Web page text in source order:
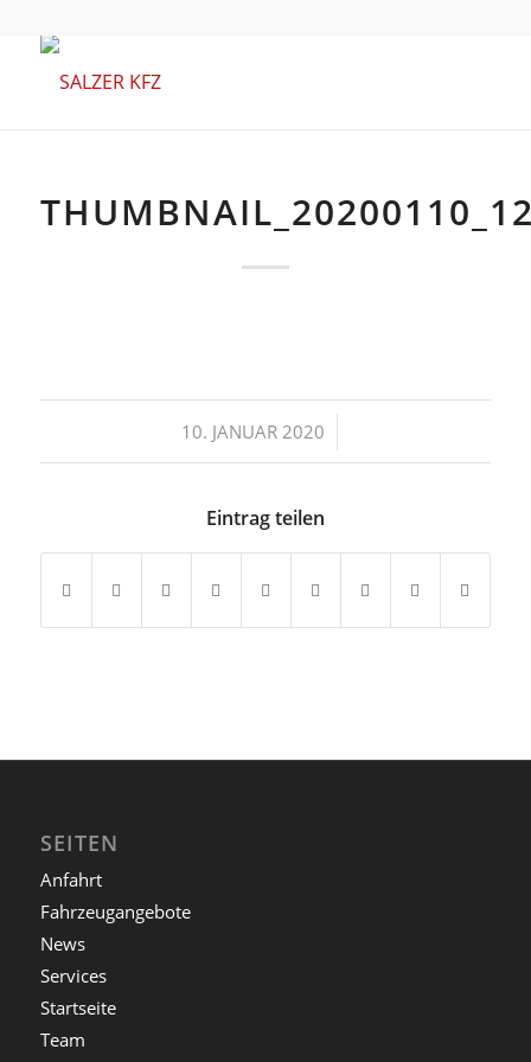
10. JANUAR 2020
/
Eintrag teilen
SEITEN
Anfahrt
Fahrzeugangebote
News
Services
Startseite
Team